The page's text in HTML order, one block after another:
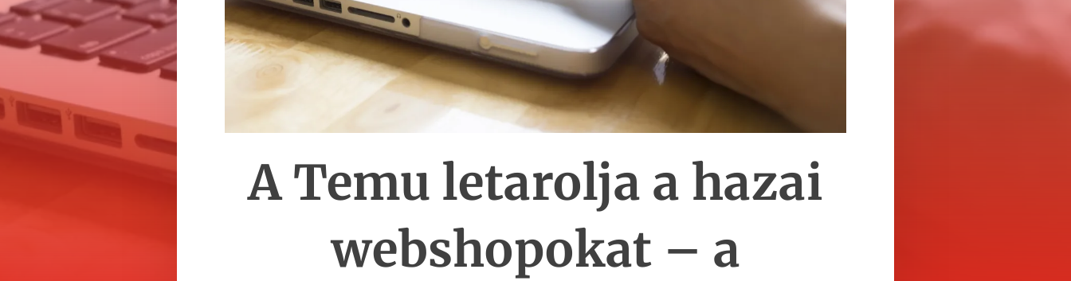
A Temu letarolja a hazai
webshopokat – a